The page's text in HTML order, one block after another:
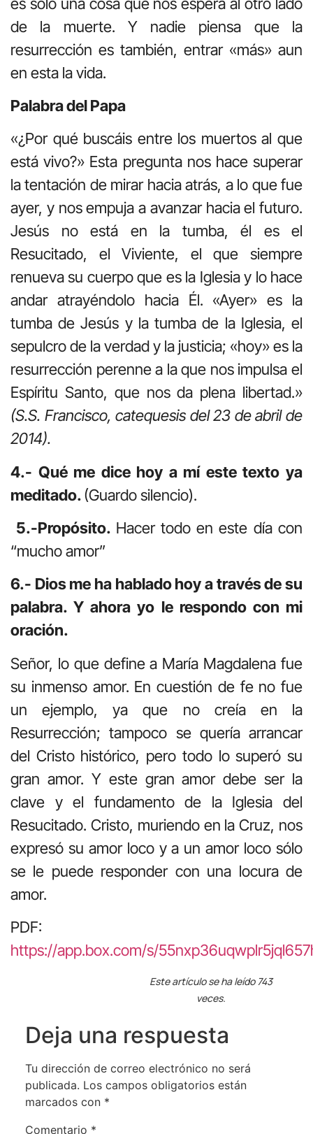
de la muerte. Y nadie piensa que la
resurrección es también, entrar «más» aun
en esta la vida.
Palabra del Papa
«¿Por qué buscáis entre los muertos al que
está vivo?» Esta pregunta nos hace superar
la tentación de mirar hacia atrás, a lo que fue
ayer, y nos empuja a avanzar hacia el futuro.
Jesús no está en la tumba, él es el
Resucitado, el Viviente, el que siempre
renueva su cuerpo que es la Iglesia y lo hace
andar atrayéndolo hacia Él. «Ayer» es la
tumba de Jesús y la tumba de la Iglesia, el
sepulcro de la verdad y la justicia; «hoy» es la
resurrección perenne a la que nos impulsa el
Espíritu Santo, que nos da plena libertad.»
(S.S. Francisco, catequesis del 23 de abril de
2014).
4.- Qué me dice hoy a mí este texto ya
meditado.(Guardo silencio).
5.-Propósito. Hacer todo en este día con
“mucho amor”
6.- Dios me ha hablado hoy a través de su
palabra. Y ahora yo le respondo con mi
oración.
Señor, lo que define a María Magdalena fue
su inmenso amor. En cuestión de fe no fue
un ejemplo, ya que no creía en la
Resurrección; tampoco se quería arrancar
del Cristo histórico, pero todo lo superó su
gran amor. Y este gran amor debe ser la
clave y el fundamento de la Iglesia del
Resucitado. Cristo, muriendo en la Cruz, nos
expresó su amor loco y a un amor loco sólo
se le puede responder con una locura de
amor.
PDF:
https://app.box.com/s/
Este artículo se ha leído 743
veces.
Deja una respuesta
Tu dirección de correo electrónico no será
publicada. Los campos obligatorios están
marcados con *
Comentario *